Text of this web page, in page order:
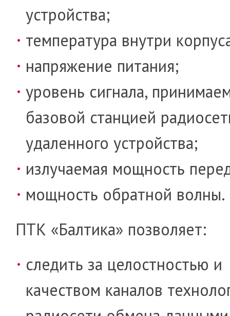
устройства;
температура внутри
напряжение питания;
уровень сигнала,
базовой стан­цией
удаленного устройства;
излучаемая мощность
мощность обратной волны.
ПТК «Балтика» позволяет:
следить за целостностью и
качеством ка­на­лов